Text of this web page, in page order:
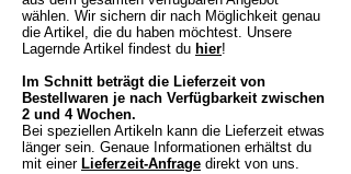
wählen. Wir sichern dir nach Möglichkeit genau
die Artikel, die du haben möchtest. Unsere
Lagernde Artikel findest du hier!​
Im Schnitt beträgt die Lieferzeit von
Bestellwaren je nach Verfügbarkeit zwischen
2 und 4 Wochen.
Bei speziellen Artikeln kann die Lieferzeit etwas
länger sein. Genaue Informationen erhältst du
mit einer Lieferzeit-Anfrage direkt von uns.